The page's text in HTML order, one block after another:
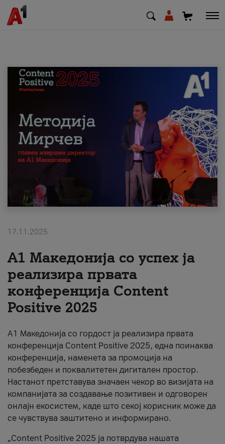
МК EN
Приватни Деловни
Поддршка
Надополни кредит
#ПодобарОнлајн
17.11.2025
А1 Македонија со успех ја
реализира првата
конференција Content
Positive 2025
А1 Македонија со гордост ја реализира првата
конференција Content Positive 2025, една поинаква
конференција, наменета за промоција на
побезбеден и поквалитетен дигитален простор.
Настанот претставува значаен чекор во визијата на
компанијата за создавање позитивен и одговорен
онлајн екосистем, каде што секој корисник може да
се чувствува заштитено и информирано.
„Content Positive 2025 ја потврдува нашата